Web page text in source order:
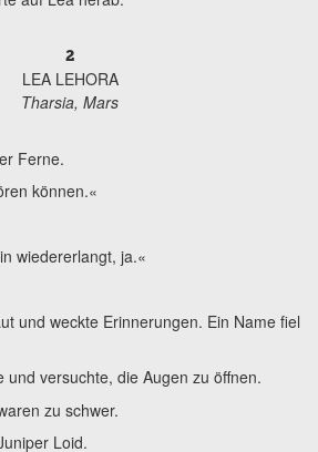
2
LEA LEHORA
Tharsia, Mars
Ferne.
können.«
wiedererlangt, ja.«
und weckte Erinnerungen. Ein Name fiel
und versuchte, die Augen zu öffnen.
zu schwer.
Loid.